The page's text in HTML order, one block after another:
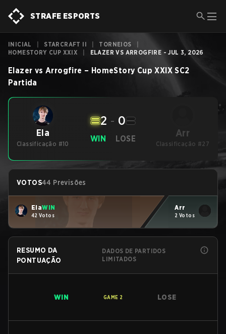
STRAFE ESPORTS
INICIAL STARCRAFT II TORNEIOS
HOMESTORY CUP XXIX
ELAZER VS ARROGFIRE - JUL 3, 2026
Elazer vs Arrogfire – HomeStory Cup XXIX SC2
Partida
Ela
Classificação #10
WIN
2 - 0
LOSE Arr
Classificação #27
VOTOS44 Previsões
ElaWIN
42 Votos
Arr
2 Votos
RESUMO DA
PONTUAÇÃO
DADOS DE PARTIDOS
LIMITADOS
WIN GAME 2 LOSE